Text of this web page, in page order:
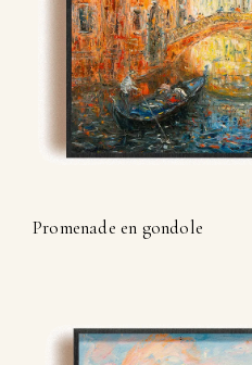
Promenade en gondole